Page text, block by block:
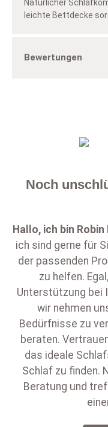
Natürlicher
leichte Bettdecke
Bewertungen
Noch
Hallo, ich bin
ich sind gerne für
der passenden
zu helfen.
Unterstützung bei
wir nehmen
Bedürfnisse zu
beraten.
das ideale
Schlaf zu finden.
Beratung und